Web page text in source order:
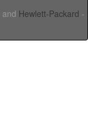
and Hewlett-Packard -